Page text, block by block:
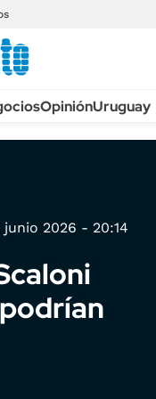
RECALL
ANUARIO 2025
OpiniónUruguay
junio 2026 - 20:14